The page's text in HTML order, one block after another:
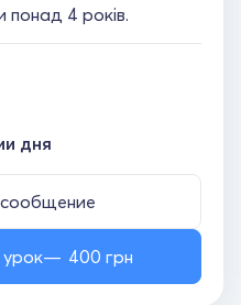
4 років.
дня
400 грн